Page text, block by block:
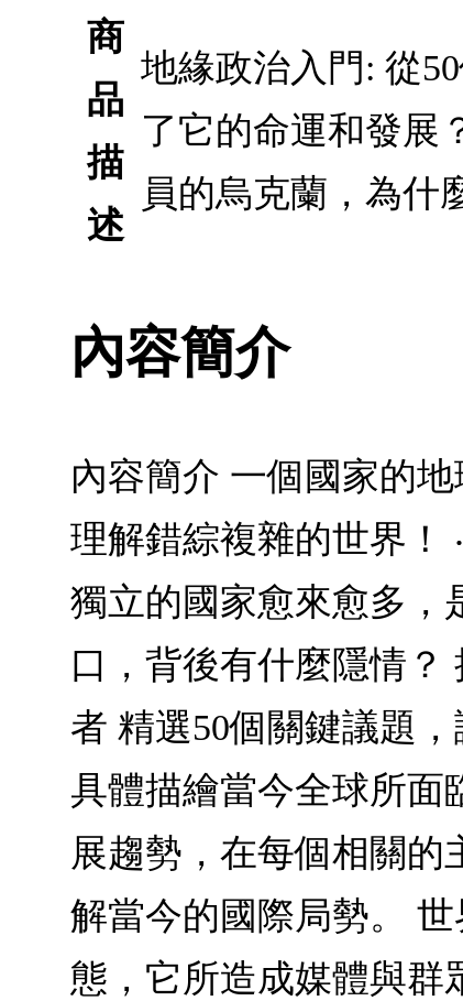
商
品
描
述
地緣政治入門: 從
了它的命運和發展
員的烏克蘭，為什
內容簡介
內容簡介 一個國家的
理解錯綜複雜的世界！
獨立的國家愈來愈多，
口，背後有什麼隱情？
者 精選50個關鍵議題
具體描繪當今全球所面
展趨勢，在每個相關
解當今的國際局勢。
態，它所造成媒體與群